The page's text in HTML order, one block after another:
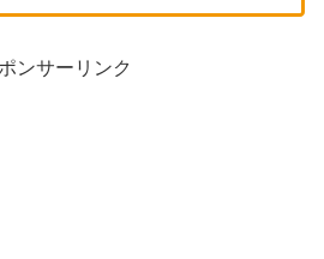
ンサーリンク